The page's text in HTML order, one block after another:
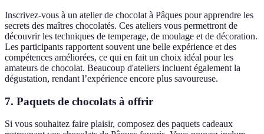
Inscrivez-vous à un atelier de chocolat à Pâques pour apprendre les
secrets des maîtres chocolatés. Ces ateliers vous permettront de
découvrir les techniques de temperage, de moulage et de décoration.
Les participants rapportent souvent une belle expérience et des
compétences améliorées, ce qui en fait un choix idéal pour les
amateurs de chocolat. Beaucoup d'ateliers incluent également la
dégustation, rendant l’expérience encore plus savoureuse.
7. Paquets de chocolats à offrir
Si vous souhaitez faire plaisir, composez des paquets cadeaux